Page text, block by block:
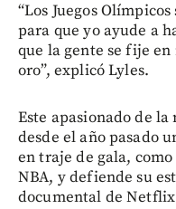
“Los Juegos
para que yo ayude a
que la gente se fije
oro”, explicó Lyles.
Este apasionado de
desde el año pasado
en traje de gala,
NBA, y defiende su
documental de